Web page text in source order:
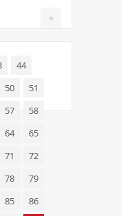
+
44
50
51
57
58
64
65
71
72
78
79
85
86